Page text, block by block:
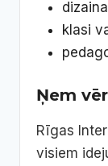
klasi
Ņem
Rīgas
visiem